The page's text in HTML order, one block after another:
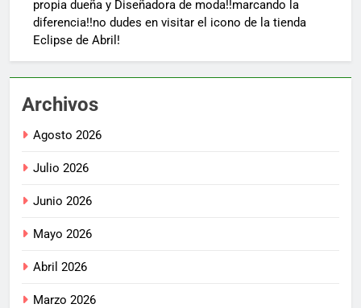
propia dueña y Diseñadora de moda!!marcando la
diferencia!!no dudes en visitar el icono de la tienda
Eclipse de Abril!
Archivos
Agosto 2026
Julio 2026
Junio 2026
Mayo 2026
Abril 2026
Marzo 2026